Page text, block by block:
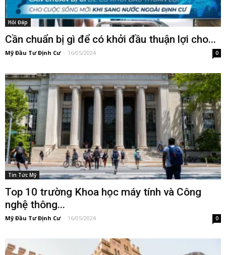
Hỏi Đáp
Cần chuẩn bị gì để có khởi đầu thuận lợi cho...
Mỹ Đầu Tư Định Cư - 16/05/2024 0
Tin Tức Mỹ
Top 10 trường Khoa học máy tính và Công
nghệ thông...
Mỹ Đầu Tư Định Cư - 16/05/2024 0